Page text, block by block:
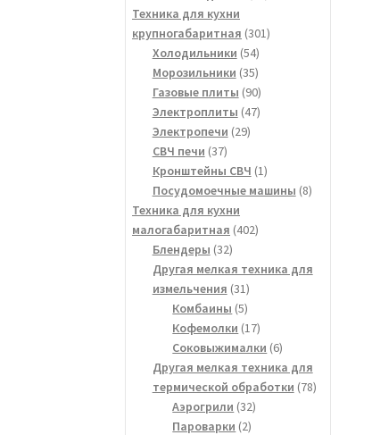
Техника для кухни
крупногабаритная 301301
Холодильники 5454
товара
Морозильники 3535
товаров
Газовые плиты 9090
товаров
Электроплиты 4747
Электропечи 2929
СВЧ печи 3737
товаров
Кронштейны СВЧ 11
товар
Посудомоечные машины 88
Техника для кухни
малогабаритная 402402
Блендеры 3232
товара
Другая мелкая техника для
измельчения 3131
товар
Комбаины 55
товаров
Кофемолки 1717
товаров
Соковыжималки 66
товаров
Другая мелкая техника для
термической обработки 7878
Аэрогрили 3232
Пароварки 22